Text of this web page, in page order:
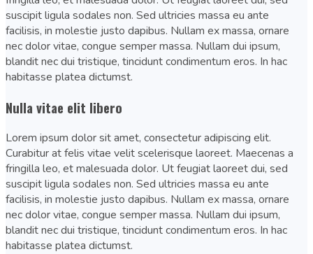
suscipit ligula sodales non. Sed ultricies massa eu ante
facilisis, in molestie justo dapibus. Nullam ex massa, ornare
nec dolor vitae, congue semper massa. Nullam dui ipsum,
blandit nec dui tristique, tincidunt condimentum eros. In hac
habitasse platea dictumst.
Nulla vitae elit libero
Lorem ipsum dolor sit amet, consectetur adipiscing elit.
Curabitur at felis vitae velit scelerisque laoreet. Maecenas a
fringilla leo, et malesuada dolor. Ut feugiat laoreet dui, sed
suscipit ligula sodales non. Sed ultricies massa eu ante
facilisis, in molestie justo dapibus. Nullam ex massa, ornare
nec dolor vitae, congue semper massa. Nullam dui ipsum,
blandit nec dui tristique, tincidunt condimentum eros. In hac
habitasse platea dictumst.